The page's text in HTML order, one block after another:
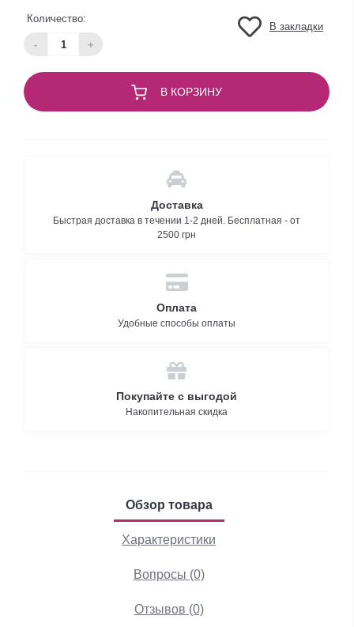
Количество:
- +
В закладки
В КОРЗИНУ
Доставка
Быстрая доставка в течении 1-2 дней. Бесплатная - от
2500 грн
Оплата
Удобные способы оплаты
Покупайте с выгодой
Накопительная скидка
Обзор товара
Характеристики
Вопросы (0)
Отзывов (0)